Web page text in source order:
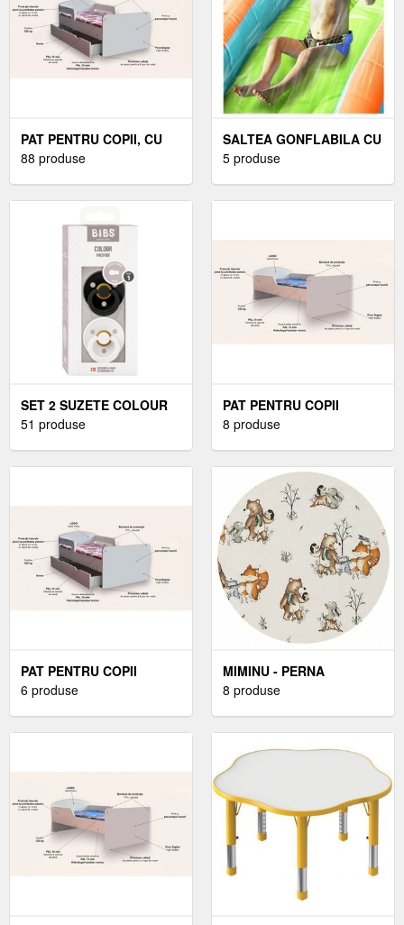
PAT PENTRU COPII, CU
MANERE SI SERTAR, 2-12
88 produse
SALTEA GONFLABILA CU
PISCINA, TUN CU APA,
5 produse
SET 2 SUZETE COLOUR
LATEX, TETINA
51 produse
PAT PENTRU COPII
FROZEN VARIANTA 2, 2-
8 produse
PAT PENTRU COPII
FROZEN, CU MANERE SI
6 produse
MIMINU - PERNA
BEBELUSI URSULET,
8 produse